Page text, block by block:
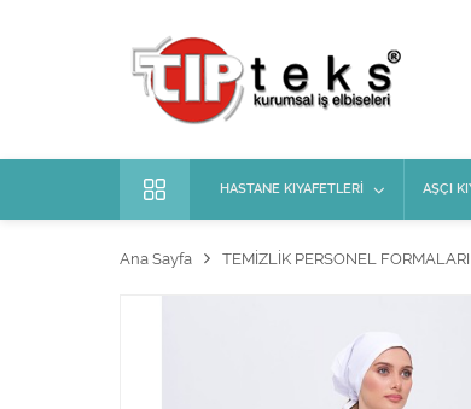
HASTANE KIYAFETLERİ AŞÇI
Ana Sayfa TEMİZLİK PERSONEL FORMALARI